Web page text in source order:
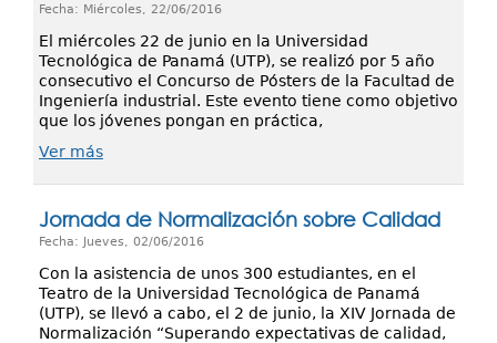
Fecha: Miércoles, 22/06/2016
El miércoles 22 de junio en la Universidad
Tecnológica de Panamá (UTP), se realizó por 5 año
consecutivo el Concurso de Pósters de la Facultad de
Ingeniería industrial. Este evento tiene como objetivo
que los jóvenes pongan en práctica,
Ver más
Jornada de Normalización sobre Calidad
Fecha: Jueves, 02/06/2016
Con la asistencia de unos 300 estudiantes, en el
Teatro de la Universidad Tecnológica de Panamá
(UTP), se llevó a cabo, el 2 de junio, la XIV Jornada de
Normalización “Superando expectativas de calidad,